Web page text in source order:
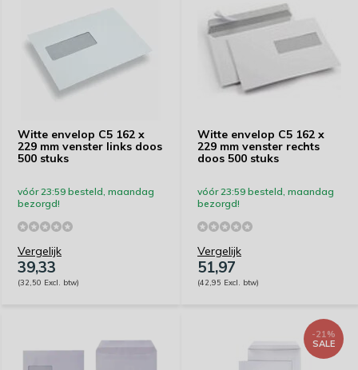
Witte envelop C5 162 x
229 mm venster links doos
500 stuks
vóór 23:59 besteld, maandag
bezorgd!
Vergelijk
39,33
(32,50 Excl. btw)
Witte envelop C5 162 x
229 mm venster rechts
doos 500 stuks
vóór 23:59 besteld, maandag
bezorgd!
Vergelijk
51,97
(42,95 Excl. btw)
-21%
SALE